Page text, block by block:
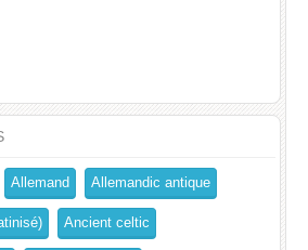
Allemand Allemandic antique
Ancient celtic